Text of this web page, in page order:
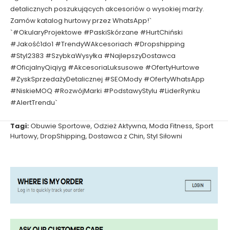
detalicznych poszukujących akcesoriów o wysokiej marży.
Zamów katalog hurtowy przez WhatsApp!`
`#OkularyProjektowe #PaskiSkórzane #HurtChiński
#Jakość1do1 #TrendyWAkcesoriach #Dropshipping
#Styl2383 #SzybkaWysyłka #NajlepszyDostawca
#OficjalnyQiqiyg #AkcesoriaLuksusowe #OfertyHurtowe
#ZyskSprzedażyDetalicznej #SEOMody #OfertyWhatsApp
#NiskieMOQ #RozwójMarki #PodstawyStylu #LiderRynku
#AlertTrendu`
Tagi:Obuwie Sportowe, Odzież Aktywna, Moda Fitness, Sport
Hurtowy, DropShipping, Dostawca z Chin, Styl Siłowni